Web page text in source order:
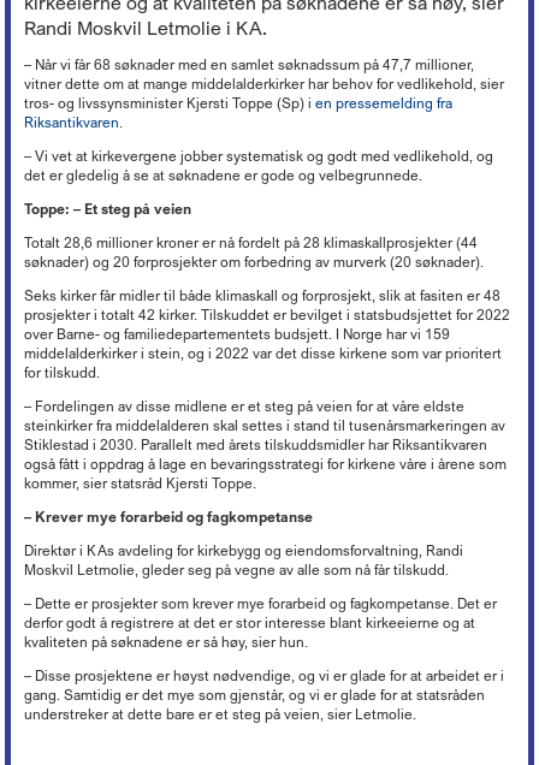
Kronikker og debattinnlegg
Nyheter om KA
Ferie
Rett til redusert arbeidstid
Avvikling av arbeidsforhold
Nedbemanning og omorganisering
Arbeidstaker eller oppdragstaker?
Seksuell trakassering og overgrep
Reglementer
Arbeidsveiledning (ABV)
Boka «Ledelse og organisering i kristne virksomheter»
Nyhetsbrev fra KA Lederakademi
Hovedtariffavtalen - organisasjonsmedlemmer
Sentrale særavtaler
Lønnssystem på KA-sektoren
Pensjonsordninger
Samarbeid og medbestemmelse
Tillitsvalgtordninger på KA-sektoren
Opplæring og utvikling (OU)
Lokale forhandlinger
Tariffordliste
Tariff 2022
Tariff 2021
Tariff 2020
Tariff 2019
Tariff 2018
Tariff 2017
Tariff 2016
Tariff 2015
Gamle tariffavtaler
Kirkekontrollen 2025
Ordna eiendom
Endringer på kirkebygg
Istandsetting av middelalderkirker i stein
Kirkeinventar
Energi og Enøk
Eiendomsforhold
Offentlige anskaffelser
Verktøy for tilstandsanalyse
Orgel
Kirkebygg og identitet
Karttjenester
Nettverk for kirkebyggforvaltere
Døgnåpen beredskapstelefon
Brannsikring av kirker
Innbrudds- og tyverisikring
Verdibergingsplan (restverdiredning)
Håndtering av naturfare
Økonomi
+
Økonomiforskriften
God kommunal regnskapsskikk
Intro til merverdiavgift
Ti tips - økonomi i kirkelig fellesråd
Offentlige anskaffelser
Planarbeid
Lokal organisasjonsutvikling
Personvern
Ansvarsforsikring og ulykkesforsikring
«Stadig bedre»
Mediehåndtering ved begravelser
Digitalisering +
KAs digitaliseringsarbeid
Gravplass
Kirkebygg
Brukerforum og brukergrupper
Strømming og kopiering +
Kopiering (Kopinor)
Musikkfremføring (Tono)
Overføring av gudstjenester (strømming)
Digitale musikkrettigheter
Filmvisning i Den norske kirke
Bruk av bilder
Barnehage +
Barnehage i KA
PBL-medlemskap gjennom KA
Krav om eget rettssubjekt
Barnehager og pensjon
Inkluderende arbeidsliv i barnehager
Høringsuttalelser +
Høringsuttalelser f.o.m. 2017
Høringsuttalelser t.o.m. 2016
Kurs og konferanser
Nettbutikk
Randi Moskvil Letmolie i KA.
– Når vi får 68 søknader med en samlet søknadssum på 47,7 millioner,
vitner dette om at mange middelalderkirker har behov for vedlikehold, sier
tros- og livssynsminister Kjersti Toppe (Sp) ien pressemelding fra
Riksantikvaren
– Vi vet at kirkevergene jobber systematisk og godt med vedlikehold, og
det er gledelig å se at søknadene er gode og velbegrunnede.
Toppe: – Et steg på veien
Totalt 28,6 millioner kroner er nå fordelt på 28 klimaskallprosjekter (44
søknader) og 20 forprosjekter om forbedring av murverk (20 søknader).
Seks kirker får midler til både klimaskall og forprosjekt, slik at fasiten er 48
prosjekter i totalt 42 kirker. Tilskuddet er bevilget i statsbudsjettet for 2022
over Barne- og familiedepartementets budsjett. I Norge har vi 159
middelalderkirker i stein, og i 2022 var det disse kirkene som var prioritert
for tilskudd.
– Fordelingen av disse midlene er et steg på veien for at våre eldste
steinkirker fra middelalderen skal settes i stand til tusenårsmarkeringen av
Stiklestad i 2030. Parallelt med årets tilskuddsmidler har Riksantikvaren
også fått i oppdrag å lage en bevaringsstrategi for kirkene våre i årene som
kommer, sier statsråd Kjersti Toppe.
– Krever mye forarbeid og fagkompetanse
Direktør i KAs avdeling for kirkebygg og eiendomsforvaltning, Randi
Moskvil Letmolie, gleder seg på vegne av alle som nå får tilskudd.
– Dette er prosjekter som krever mye forarbeid og fagkompetanse. Det er
derfor godt å registrere at det er stor interesse blant kirkeeierne og at
kvaliteten på søknadene er så høy, sier hun.
– Disse prosjektene er høyst nødvendige, og vi er glade for at arbeidet er i
gang. Samtidig er det mye som gjenstår, og vi er glade for at statsråden
understreker at dette bare er et steg på veien, sier Letmolie.